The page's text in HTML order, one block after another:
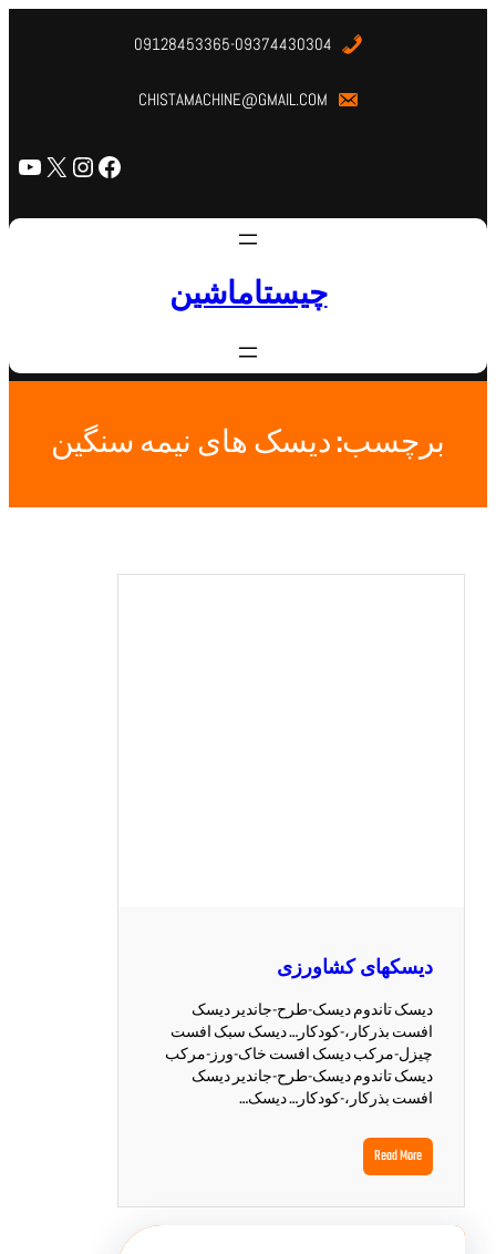
09128453365-09374430304
CHISTAMACHINE@GMAIL.COM
چیستاماشین
برچسب:دیسک های نیمه سنگین
دیسکهای کشاورزی
دیسک تاندوم دیسک-طرح-جاندیر دیسک
افست بذرکار،-کودکار… دیسک سبک افست
چیزل-مرکب دیسک افست خاک-ورز-مرکب
دیسک تاندوم دیسک-طرح-جاندیر دیسک
افست بذرکار،-کودکار… دیسک…
Read More